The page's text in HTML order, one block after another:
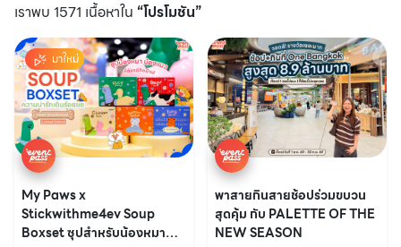
เราพบ 1571 เนื้อหาใน “โปรโมชัน”
มาใหม่
My Paws x
Stickwithme4ev Soup
Boxset ซุปสำหรับน้องหมา
พาสายกินสายช้อปร่วมขบวน
สุดคุ้ม กับ PALETTE OF THE
NEW SEASON